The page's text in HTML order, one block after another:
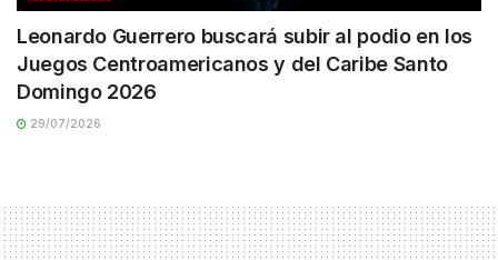
Leonardo Guerrero buscará subir al podio en los
Juegos Centroamericanos y del Caribe Santo
Domingo 2026
29/07/2026